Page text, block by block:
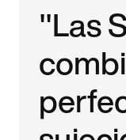
"Las